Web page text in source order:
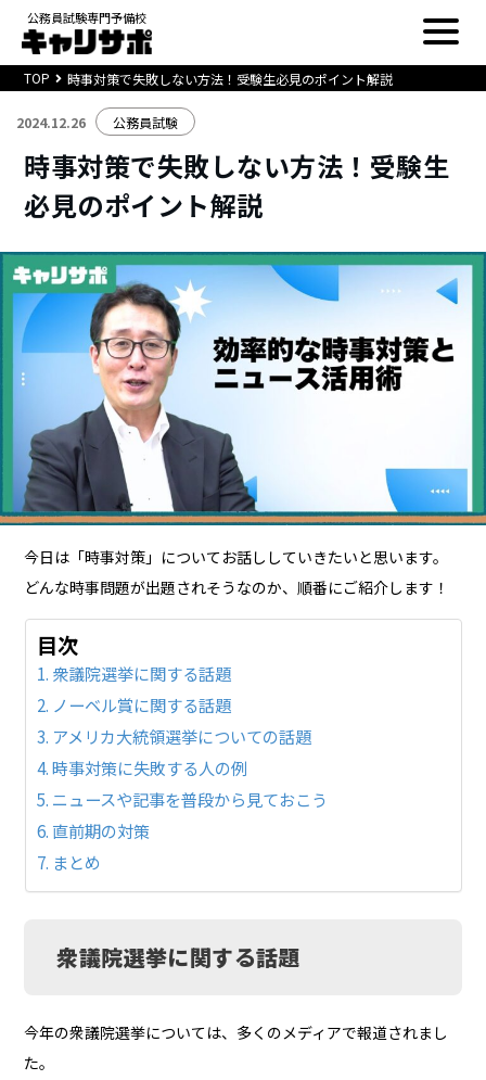
公務員試験専門予備校
TOP 時事対策で失敗しない方法！受験生必見のポイント解説
2024.12.26 公務員試験
時事対策で失敗しない方法！受験生
必見のポイント解説
今日は「時事対策」についてお話ししていきたいと思います。
どんな時事問題が出題されそうなのか、順番にご紹介します！
目次
衆議院選挙に関する話題
ノーベル賞に関する話題
アメリカ大統領選挙についての話題
時事対策に失敗する人の例
ニュースや記事を普段から見ておこう
直前期の対策
まとめ
衆議院選挙に関する話題
今年の衆議院選挙については、多くのメディアで報道されまし
た。